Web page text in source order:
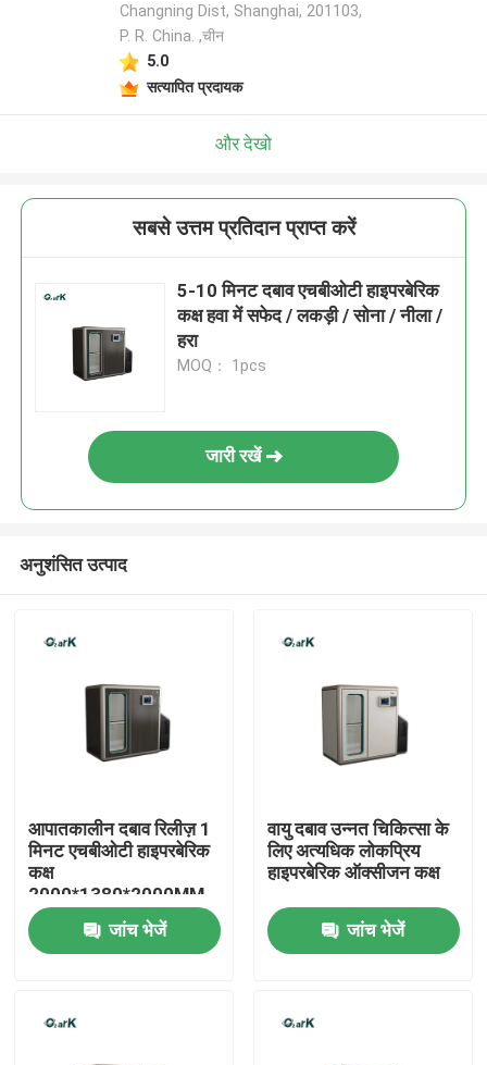
घर
Changning Dist, Shanghai, 201103,
P. R. China. ,चीन
5.0
सत्यापित प्रदायक
और देखो
सबसे उत्तम प्रतिदान प्राप्त करें
5-10 मिनट दबाव एचबीओटी हाइपरबेरिक
कक्ष हवा में सफेद / लकड़ी / सोना / नीला /
हरा
MOQ： 1pcs
जारी रखें
अनुशंसित उत्पाद
आपातकालीन दबाव रिलीज़ 1
मिनट एचबीओटी हाइपरबेरिक
कक्ष
2000*1380*2000MM
स्वास्थ्य देखभाल
जांच भेजें
वायु दबाव उन्नत चिकित्सा के
लिए अत्यधिक लोकप्रिय
हाइपरबेरिक ऑक्सीजन कक्ष
जांच भेजें